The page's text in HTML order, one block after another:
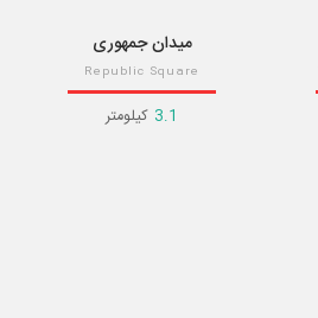
میدان جمهوری
Republic Square
3.1 کیلومتر